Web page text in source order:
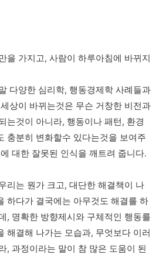
을 가지고, 사람이 하루아침에 바뀌지
다양한 심리학, 행동경제학 사례들과
상이 바뀌는것은 무슨 거창한 비전과
는것이 아니라, 행동이나 패턴, 환경
충분히 변화할수 있다는것을 보여주
대한 잘못된 인식을 깨트려 줍니다.
리는 뭔가 크고, 대단한 해결책이 나
하다가 결국에는 아무것도 해결를 하
, 명확한 방향제시와 구체적인 행동를
해결해 나가는 모습과, 무엇보다 이러
, 과정이라는 말이 참 많은 도움이 된